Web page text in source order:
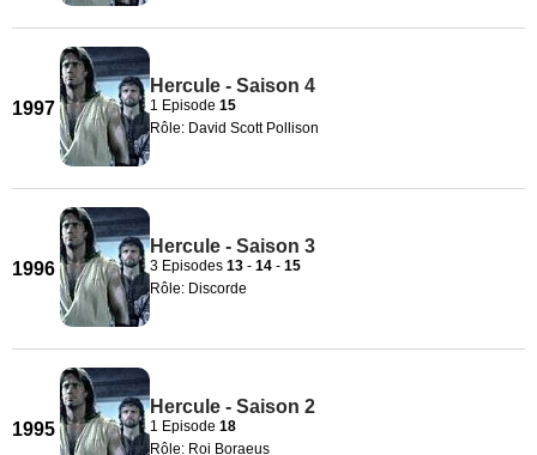
1997
Hercule - Saison 4
1 Episode 15
Rôle: David Scott Pollison
1996
Hercule - Saison 3
3 Episodes 13 - 14 - 15
Rôle: Discorde
1995
Hercule - Saison 2
1 Episode 18
Rôle: Roi Boraeus